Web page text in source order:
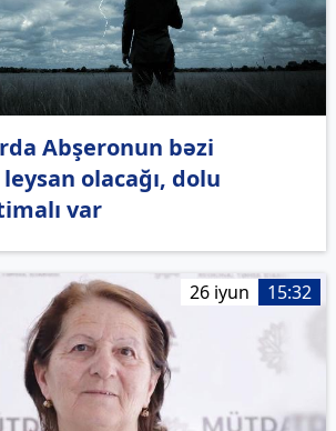
Abşeronun bəzi
olacağı, dolu
var
26 iyun 15:32